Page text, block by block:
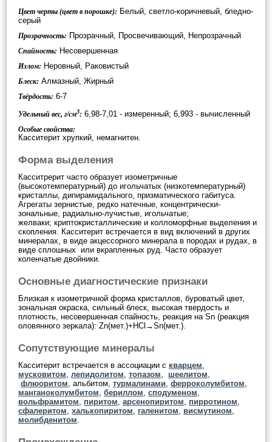
Цвет черты (цвет в порошке): Белый, светло-коричневый, бледно-
серый
Прозрачность: Прозрачный, Просвечивающий, Непрозрачный
Спайность: Несовершенная
Излом: Неровный, Раковистый
Блеск: Алмазный, Жирный
Твёрдость: 6-7
Удельный вес, г/см3: 6,98-7,01 - измеренный; 6,993 - вычисленный
Особые свойства:
Касситерит хрупкий, немагнитен.
Форма выделения
Касситрерит часто образует изометричные
(высокотемпературный) до игольчатых (низкотемпературный)
кристаллы, дипирамидального, призматического габитуса.
Агрегаты зернистые, редко натечные, концентрически-
зональные, радиально-лучистые, игольчатые;
желваки; криптокристаллические и колломорфные выделения и
скопления. Касситерит встречается в вид включений в других
минералах, в виде акцессорного минерала в породах и рудах, в
виде сплошных или вкрапленных руд. Часто образует
коленчатые двойники.
Основные диагностические признаки
Близкая к изометричной форма кристаллов, буроватый цвет,
зональная окраска, сильный блеск, высокая твердость и
плотность, несовершенная спайность, реакция на Sn (реакция
оловянного зеркала): Zn(мет.)+HCl→Sn(мет.).
Сопутствующие минералы
Касситерит встречается в ассоциации с кварцем
мусковитом лепидолитом топазом шеелитом
флюоритом , альбитом, турмалинами ферроколумбитом
манганоколумбитом бериллом сподуменом
вольфрамитом
пиритом арсенопиритом пирротином
сфалеритом халькопиритом галенитом висмутином
молибденитом